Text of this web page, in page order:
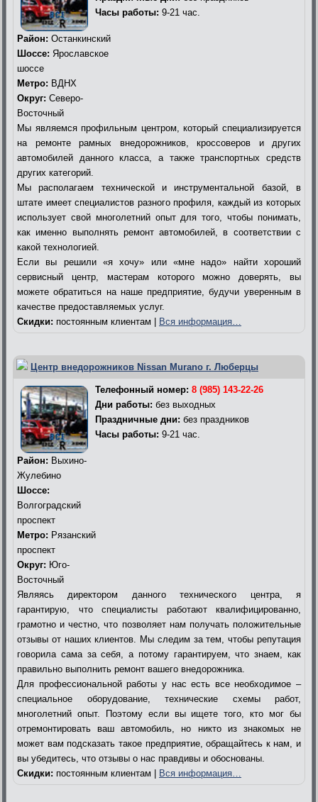
Часы работы: 9-21 час.
Район: Останкинский
Шоссе: Ярославское
шоссе
Метро: ВДНХ
Округ: Северо-
Восточный
Мы являемся профильным центром, который специализируется
на ремонте рамных внедорожников, кроссоверов и других
автомобилей данного класса, а также транспортных средств
других категорий.
Мы располагаем технической и инструментальной базой, в
штате имеет специалистов разного профиля, каждый из которых
использует свой многолетний опыт для того, чтобы понимать,
как именно выполнять ремонт автомобилей, в соответствии с
какой технологией.
Если вы решили «я хочу» или «мне надо» найти хороший
сервисный центр, мастерам которого можно доверять, вы
можете обратиться на наше предприятие, будучи уверенным в
качестве предоставляемых услуг.
Скидки: постоянным клиентам | Вся информация…
Центр внедорожников Nissan Murano г. Люберцы
Телефонный номер: 8 (985) 143-22-26
Дни работы: без выходных
Праздничные дни: без праздников
Часы работы: 9-21 час.
Район: Выхино-
Жулебино
Шоссе:
Волгоградский
проспект
Метро: Рязанский
проспект
Округ: Юго-
Восточный
Являясь директором данного технического центра, я
гарантирую, что специалисты работают квалифицированно,
грамотно и честно, что позволяет нам получать положительные
отзывы от наших клиентов. Мы следим за тем, чтобы репутация
говорила сама за себя, а потому гарантируем, что знаем, как
правильно выполнить ремонт вашего внедорожника.
Для профессиональной работы у нас есть все необходимое –
специальное оборудование, технические схемы работ,
многолетний опыт. Поэтому если вы ищете того, кто мог бы
отремонтировать ваш автомобиль, но никто из знакомых не
может вам подсказать такое предприятие, обращайтесь к нам, и
вы убедитесь, что отзывы о нас правдивы и обоснованы.
Скидки: постоянным клиентам | Вся информация…